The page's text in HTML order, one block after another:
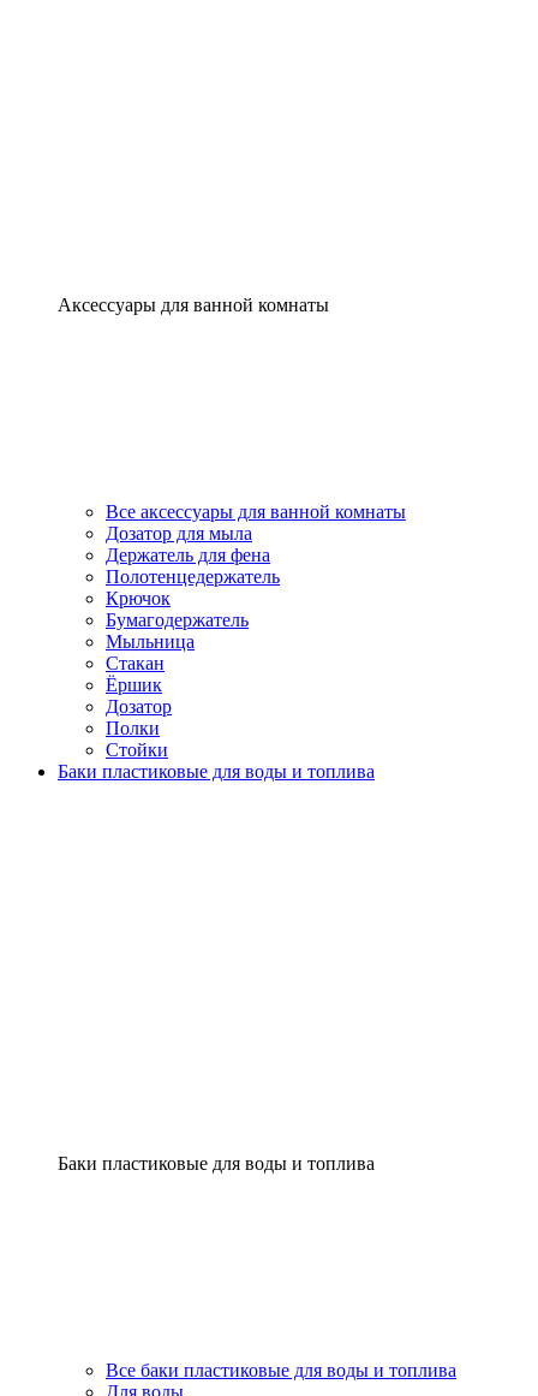
Аксессуары для ванной комнаты
Все аксессуары для ванной комнаты
Дозатор для мыла
Держатель для фена
Полотенцедержатель
Крючок
Бумагодержатель
Мыльница
Стакан
Ёршик
Дозатор
Полки
Стойки
Баки пластиковые для воды и топлива
Баки пластиковые для воды и топлива
Все баки пластиковые для воды и топлива
Для воды